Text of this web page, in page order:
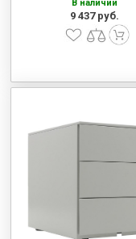
В наличии
9 437 руб.